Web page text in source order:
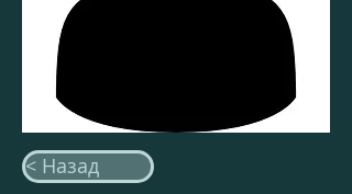
< Назад